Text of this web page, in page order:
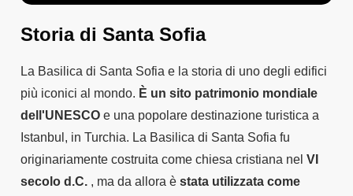
Storia di Santa Sofia
La Basilica di Santa Sofia e la storia di uno degli edifici
più iconici al mondo. È un sito patrimonio mondiale
dell'UNESCO e una popolare destinazione turistica a
Istanbul, in Turchia. La Basilica di Santa Sofia fu
originariamente costruita come chiesa cristiana nel VI
secolo d.C. , ma da allora è stata utilizzata come